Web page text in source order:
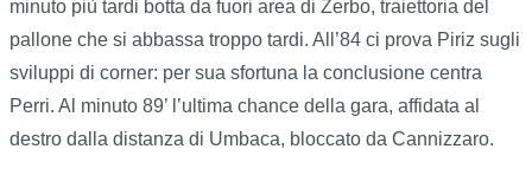
minuto più tardi botta da fuori area di Zerbo, traiettoria del
pallone che si abbassa troppo tardi. All’84 ci prova Piriz sugli
sviluppi di corner: per sua sfortuna la conclusione centra
Perri. Al minuto 89’ l’ultima chance della gara, affidata al
destro dalla distanza di Umbaca, bloccato da Cannizzaro.